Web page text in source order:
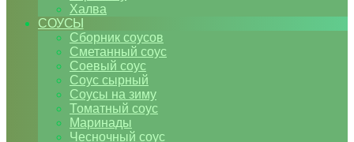
Халва
СОУСЫ
Сборник соусов
Сметанный соус
Соевый соус
Соус сырный
Соусы на зиму
Томатный соус
Маринады
Чесночный соус